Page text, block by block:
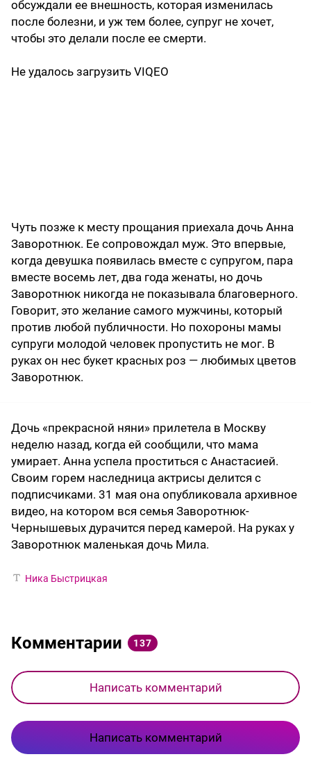
обсуждали ее внешность, которая изменилась
после болезни, и уж тем более, супруг не хочет,
чтобы это делали после ее смерти.
Не удалось загрузить VIQEO
Чуть позже к месту прощания приехала дочь Анна
Заворотнюк. Ее сопровождал муж. Это впервые,
когда девушка появилась вместе с супругом, пара
вместе восемь лет, два года женаты, но дочь
Заворотнюк никогда не показывала благоверного.
Говорит, это желание самого мужчины, который
против любой публичности. Но похороны мамы
супруги молодой человек пропустить не мог. В
руках он нес букет красных роз — любимых цветов
Заворотнюк.
Дочь «прекрасной няни» прилетела в Москву
неделю назад, когда ей сообщили, что мама
умирает. Анна успела проститься с Анастасией.
Своим горем наследница актрисы делится с
подписчиками. 31 мая она опубликовала архивное
видео, на котором вся семья Заворотнюк-
Чернышевых дурачится перед камерой. На руках у
Заворотнюк маленькая дочь Мила.
Ника Быстрицкая
Комментарии 137
Написать комментарий
Написать комментарий